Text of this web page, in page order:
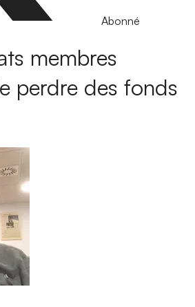
Abonné
membres
perdre des fonds